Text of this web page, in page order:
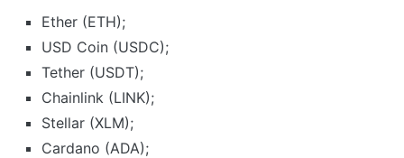
Ether (ETH);
USD Coin (USDC);
Tether (USDT);
Chainlink (LINK);
Stellar (XLM);
Cardano (ADA);